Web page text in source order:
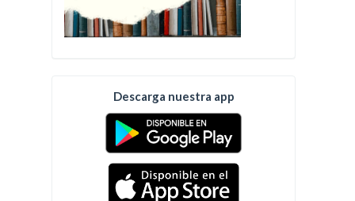
Descarga nuestra app